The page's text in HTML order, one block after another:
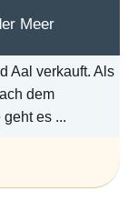
Meer
Aal verkauft. Als
dem
es ...